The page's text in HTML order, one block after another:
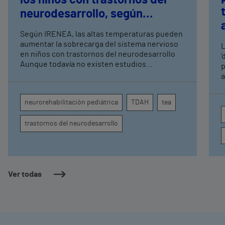
Ver todas
neurodesarrollo, según
neurorrehabilitación
pediátrica de Vithas
Según IRENEA, las altas temperaturas pueden
aumentar la sobrecarga del sistema nervioso
en niños con trastornos del neurodesarrollo
Aunque todavía no existen estudios
atención, la regulación emocional y la
conducta
neurorehabilitación pediátrica TDAH tea
trastornos del neurodesarrollo